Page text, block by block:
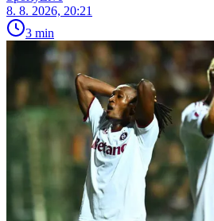
8. 8. 2026, 20:21
3 min